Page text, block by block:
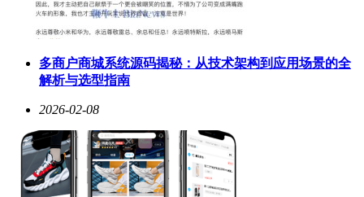
多商户商城系统源码揭秘：从技术架构到应用场景的全
解析与选型指南
2026-02-08